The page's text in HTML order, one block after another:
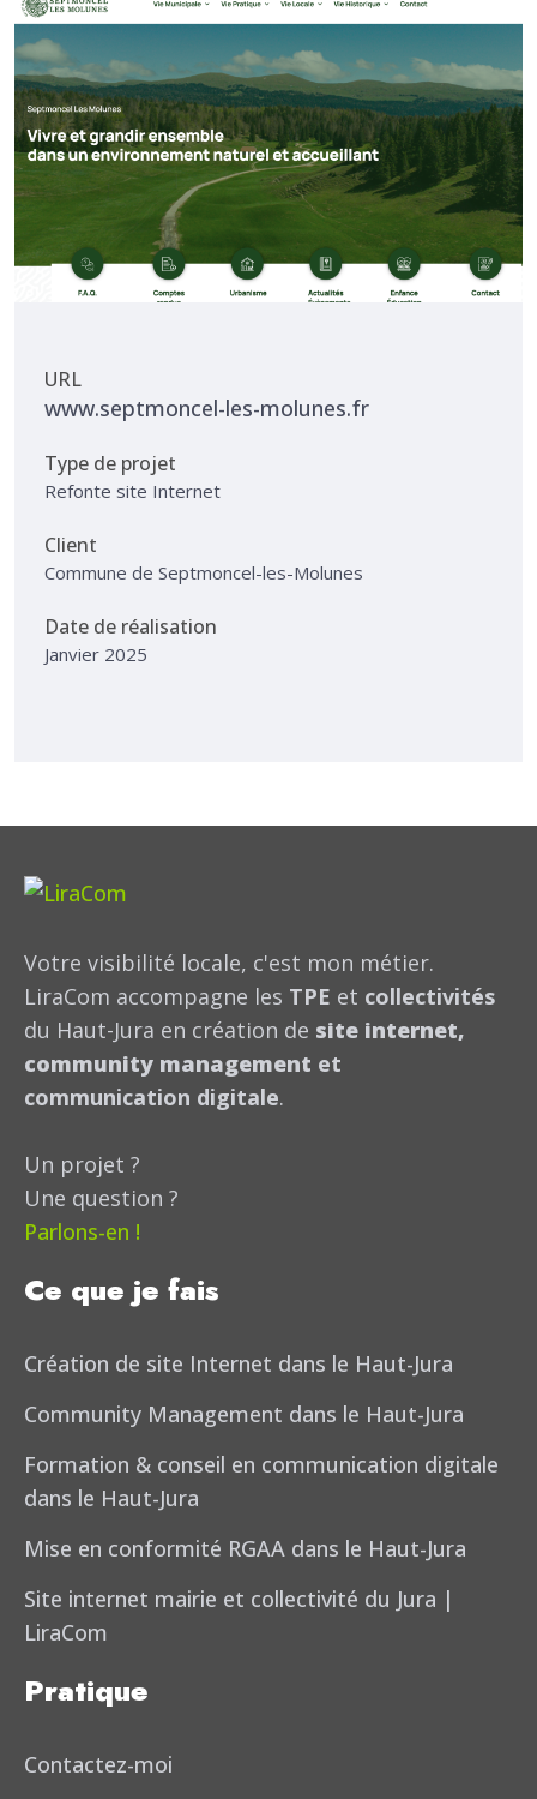
URL
www.septmoncel-les-molunes.fr
Type de projet
Refonte site Internet
Client
Commune de Septmoncel-les-Molunes
Date de réalisation
Janvier 2025
Votre visibilité locale, c'est mon métier.
LiraCom accompagne les TPE et collectivités
du Haut-Jura en création de site internet,
community management et
communication digitale.
Un projet ?
Une question ?
Parlons-en !
Ce que je fais
Création de site Internet dans le Haut-Jura
Community Management dans le Haut-Jura
Formation & conseil en communication digitale
dans le Haut-Jura
Mise en conformité RGAA dans le Haut-Jura
Site internet mairie et collectivité du Jura |
LiraCom
Pratique
Contactez-moi